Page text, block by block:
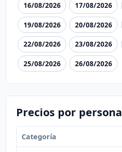
16/08/2026 17/08/2026
19/08/2026 20/08/2026
22/08/2026 23/08/2026
25/08/2026 26/08/2026
Precios por persona